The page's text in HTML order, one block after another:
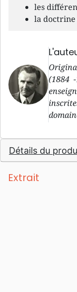
les
la
(1884
école
la
Détails du
Extrait